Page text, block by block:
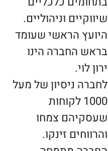
שיווקיים וניהוליים.
היועץ הראשי שעומד
בראש החברה הינו
ירון לוי.
לחברה ניסיון של מעל
1000 לקוחות
שעסקיהם צמחו
והרווחים זינקו.